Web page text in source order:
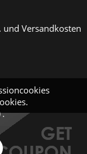
.
Versandkosten